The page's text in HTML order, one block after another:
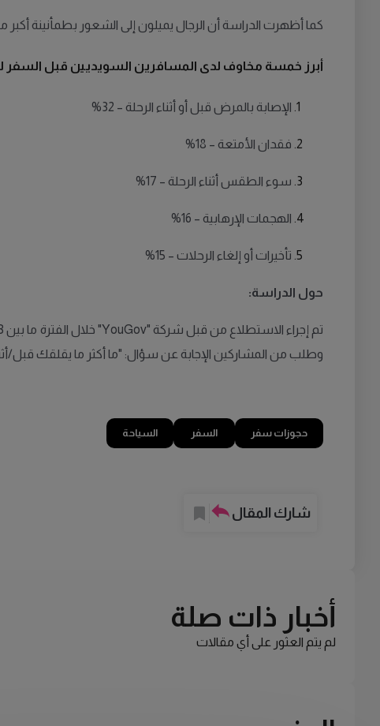
كما أظهرت الدراسة أن الرجال يميلون إلى الشعور بطمأنينة أكبر مقارنة بالنساء، إذ أجاب 21% من الرجال بأنهم لا يشعرون بأي قلق على
أبرز خمسة مخاوف لدى المسافرين السويديين قبل السفر
الإصابة بالمرض قبل أو أثناء الرحلة – 32%
فقدان الأمتعة – 18%
سوء الطقس أثناء الرحلة – 17%
الهجمات الإرهابية – 16%
تأخيرات أو إلغاء الرحلات – 15%
حول الدراسة:
وطلب من المشاركين الإجابة عن سؤال: "ما أكثر ما يقلقك قبل/
حجوزات سفر السفر السياحة
شارك المقال
أخبار ذات صلة
لم يتم العثور على أي مقالات